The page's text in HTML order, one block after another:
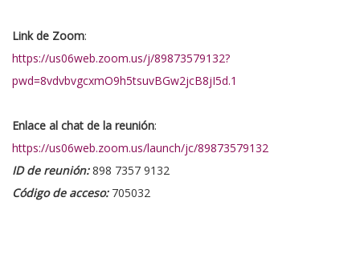
Link de Zoom:
https://us06web.zoom.us/j/89873579132?
pwd=8vdvbvgcxmO9h5tsuvBGw2jcB8jI5d.1
Enlace al chat de la reunión:
https://us06web.zoom.us/launch/jc/89873579132
ID de reunión:898 7357 9132
Código de acceso: 705032